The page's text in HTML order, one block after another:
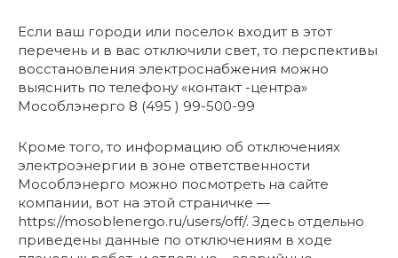
Если ваш городи или поселок входит в этот
перечень и в вас отключили свет, то перспективы
восстановления электроснабжения можно
выяснить по телефону «контакт -центра»
Мособлэнерго 8 (495 ) 99-500-99
Кроме того, то информацию об отключениях
электроэнергии в зоне ответственности
Мособлэнерго можно посмотреть на сайте
компании, вот на этой страничке —
https://mosoblenergo.ru/users/off/. Здесь отдельно
приведены данные по отключениям в ходе